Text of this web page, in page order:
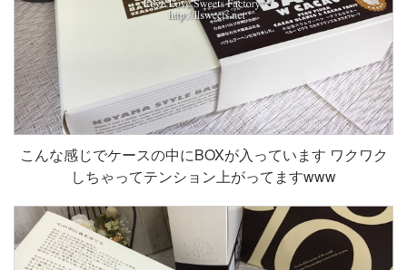
こんな感じでケースの中にBOXが入っています ワクワク
しちゃってテンション上がってますwww